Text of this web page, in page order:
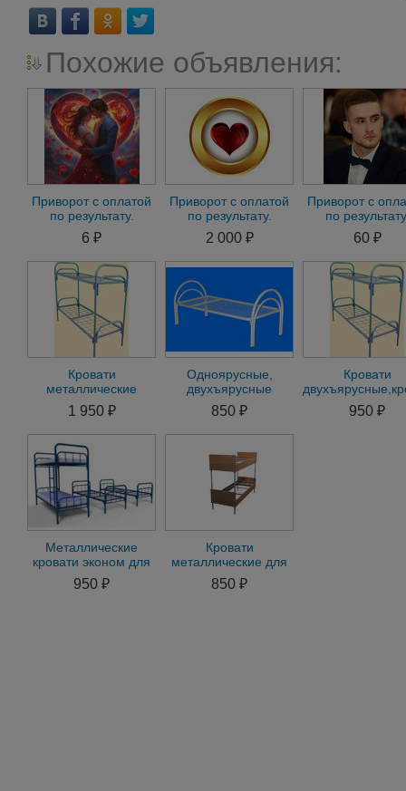
Похожие объявления:
Приворот с оплатой
по результату.
Сильная привязка
6 ₽
Приворот с оплатой
по результату.
Приворот без
последствий.Гадание
н
2 000 ₽
Приворот с
по
негатива
60 ₽
Кровати
металлические
.кровать
двухъярусная для
бытовок.общежитий
1 950 ₽
Одноярусные,
двухъярусные
кровати, Кровати
металлические
трехъярусные
850 ₽
Кровати
эконом
950 ₽
Металлические
кровати эконом для
рабочих,общежитий,хостела,двухъярусны
950 ₽
Кровати
металлические для
казарм, кровати
двухъярусные низкие
850 ₽